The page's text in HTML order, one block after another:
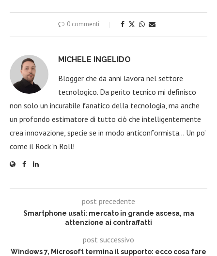
0 commenti
MICHELE INGELIDO
Blogger che da anni lavora nel settore
tecnologico. Da perito tecnico mi definisco
non solo un incurabile fanatico della tecnologia, ma anche
un profondo estimatore di tutto ciò che intelligentemente
crea innovazione, specie se in modo anticonformista… Un po’
come il Rock ‘n Roll!
post precedente
Smartphone usati: mercato in grande ascesa, ma
attenzione ai contraffatti
post successivo
Windows 7, Microsoft termina il supporto: ecco cosa fare